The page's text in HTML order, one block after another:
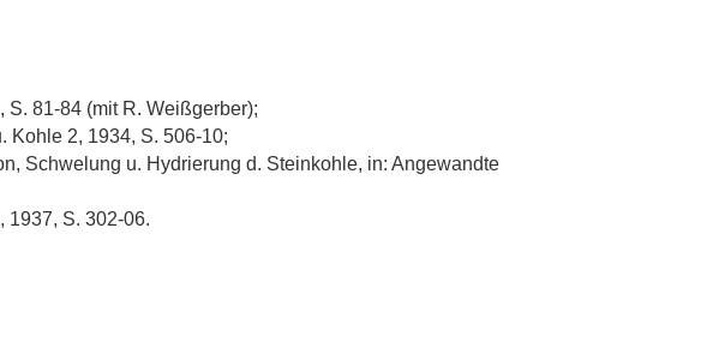
S. 81-84 (mit R. Weißgerber);
Kohle 2, 1934, S. 506-10;
Schwelung u. Hydrierung d. Steinkohle, in: Angewandte
1937, S. 302-06.